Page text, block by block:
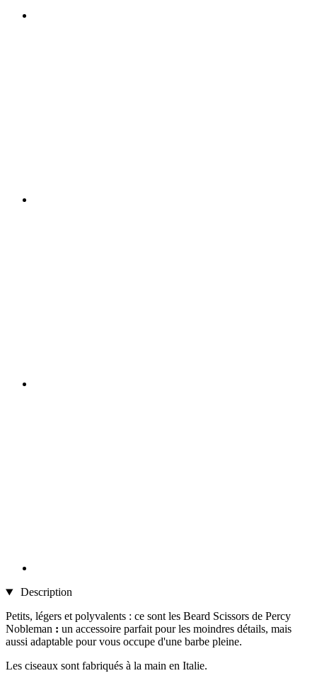
Description
Petits, légers et polyvalents : ce sont les Beard Scissors de Percy
Nobleman : un accessoire parfait pour les moindres détails, mais
aussi adaptable pour vous occupe d'une barbe pleine.
Les ciseaux sont fabriqués à la main en Italie.